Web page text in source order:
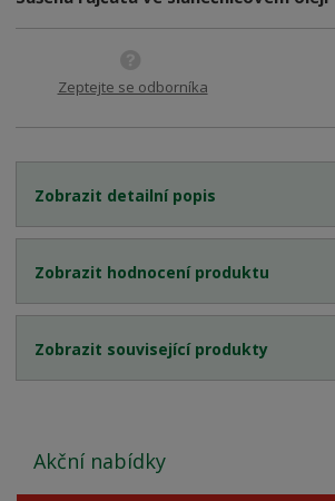
Zeptejte se odborníka
Zobrazit detailní popis
Zobrazit hodnocení produktu
Zobrazit související produkty
Akční nabídky